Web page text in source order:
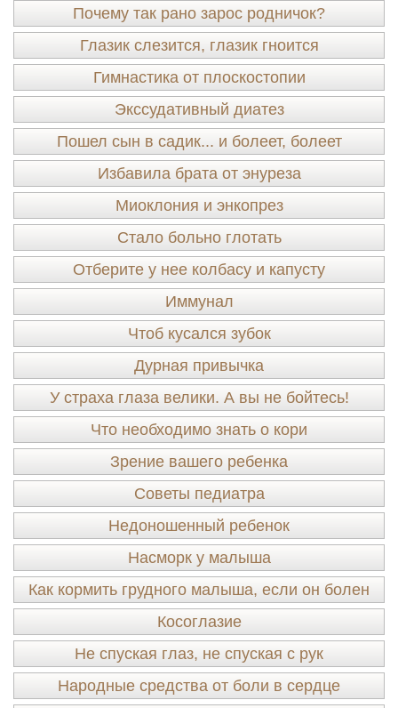
Почему так рано зарос родничок?
Глазик слезится, глазик гноится
Гимнастика от плоскостопии
Экссудативный диатез
Пошел сын в садик... и болеет, болеет
Избавила брата от энуреза
Миоклония и энкопрез
Стало больно глотать
Отберите у нее колбасу и капусту
Иммунал
Чтоб кусался зубок
Дурная привычка
У страха глаза велики. А вы не бойтесь!
Что необходимо знать о кори
Зрение вашего ребенка
Советы педиатра
Недоношенный ребенок
Насморк у малыша
Как кормить грудного малыша, если он болен
Косоглазие
Не спуская глаз, не спуская с рук
Народные средства от боли в сердце